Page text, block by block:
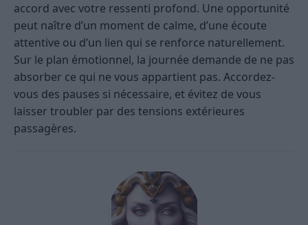
accord avec votre ressenti profond. Une opportunité
peut naître d’un moment de calme, d’une écoute
attentive ou d’un lien qui se renforce naturellement.
Sur le plan émotionnel, la journée demande de ne pas
absorber ce qui ne vous appartient pas. Accordez-
vous des pauses si nécessaire, et évitez de vous
laisser troubler par des tensions extérieures
passagères.